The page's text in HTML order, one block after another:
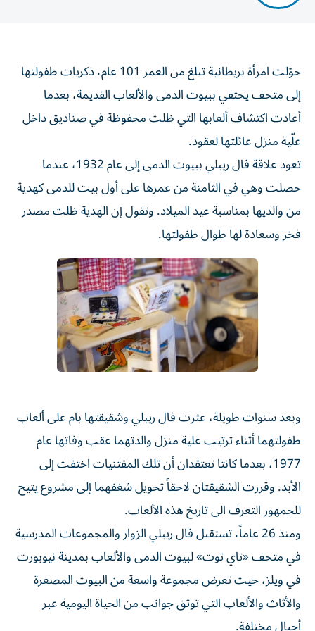
حوّلت امرأة بريطانية تبلغ من العمر 101 عام، ذكريات طفولتها
إلى متحف يحتفي ببيوت الدمى والألعاب القديمة، بعدما
أعادت اكتشاف ألعابها التي ظلت محفوظة في صناديق داخل
علّية منزل عائلتها لعقود.
تعود علاقة فال ريبلي ببيوت الدمى إلى عام 1932، عندما
حصلت وهي في الثامنة من عمرها على أول بيت للدمى كهدية
من والديها بمناسبة عيد الميلاد. وتقول إن الهدية ظلت مصدر
فخر وسعادة لها طوال طفولتها.
وبعد سنوات طويلة، عثرت فال ريبلي وشقيقتها بام على ألعاب
طفولتهما أثناء ترتيب علية منزل والدتهما عقب وفاتها عام
1977، بعدما كانتا تعتقدان أن تلك المقتنيات اختفت إلى
الأبد. وقررت الشقيقتان لاحقاً تحويل شغفهما إلى مشروع يتيح
للجمهور التعرف الى تاريخ هذه الألعاب.
ومنذ 26 عاماً، تستقبل فال ريبلي الزوار والمجموعات المدرسية
في متحف «تاي توت» لبيوت الدمى والألعاب بمدينة نيوبورت
في ويلز، حيث تعرض مجموعة واسعة من البيوت المصغرة
والأثاث والألعاب التي توثق جوانب من الحياة اليومية عبر